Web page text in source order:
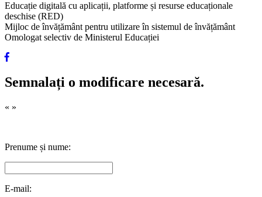
Educație digitală cu aplicații, platforme și resurse educaționale
deschise (RED)
Mijloc de învățământ pentru utilizare în sistemul de învățământ
Omologat selectiv de Ministerul Educației
Semnalați o modificare necesară.
« »
Prenume și nume:
E-mail: